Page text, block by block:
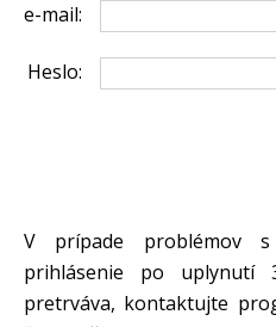
e-mail:
Heslo:
V prípade problémov s
prihlásenie po uplynutí
pretrváva, kontaktujte